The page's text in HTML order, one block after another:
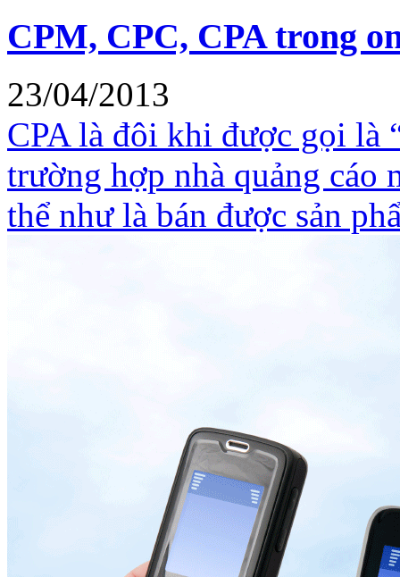
CPM, CPC, CPA trong
23/04/2013
CPA là đôi khi được gọi là
trường hợp nhà quảng cáo
thể như là bán được sản